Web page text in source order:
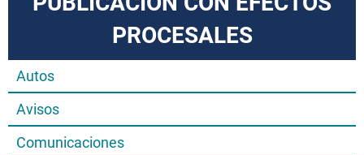
PROCESALES
Autos
Avisos
Comunicaciones